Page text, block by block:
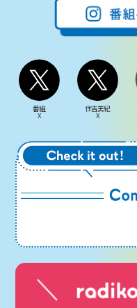
番組
X
住吉美紀
X